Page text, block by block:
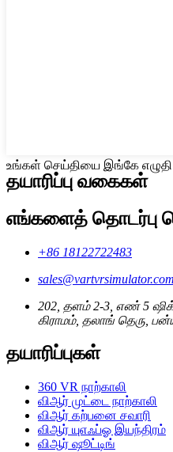
உங்கள் செய்தியை இங்கே எழுதி
தயாரிப்பு வகைகள்
எங்களைத் தொடர்பு
+86 18122722483
sales@vartvrsimulator.com
202, தளம் 2-3, எண் 5
கிராமம், தலாங் தெரு,
தயாரிப்புகள்
360 VR நாற்காலி
விஆர் முட்டை நாற்காலி
விஆர் கற்பனை சவாரி
விஆர் யுஎஃப்ஓ இயந்திரம்
விஆர் ஷூட்டிங்